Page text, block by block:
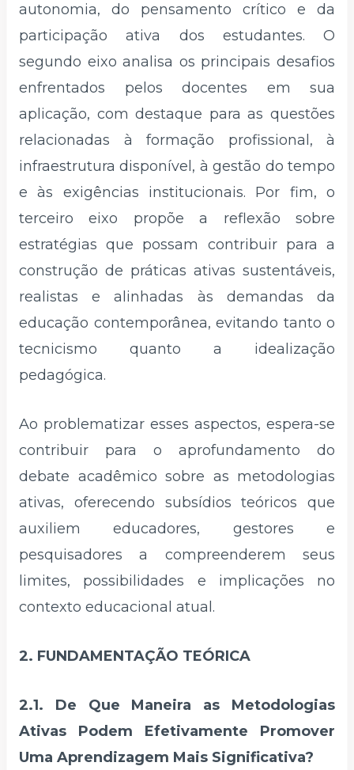
autonomia, do pensamento crítico e da
participação ativa dos estudantes. O
segundo eixo analisa os principais desafios
enfrentados pelos docentes em sua
aplicação, com destaque para as questões
relacionadas à formação profissional, à
infraestrutura disponível, à gestão do tempo
e às exigências institucionais. Por fim, o
terceiro eixo propõe a reflexão sobre
estratégias que possam contribuir para a
construção de práticas ativas sustentáveis,
realistas e alinhadas às demandas da
educação contemporânea, evitando tanto o
tecnicismo quanto a idealização
pedagógica.
Ao problematizar esses aspectos, espera-se
contribuir para o aprofundamento do
debate acadêmico sobre as metodologias
ativas, oferecendo subsídios teóricos que
auxiliem educadores, gestores e
pesquisadores a compreenderem seus
limites, possibilidades e implicações no
contexto educacional atual.
2. FUNDAMENTAÇÃO TEÓRICA
2.1. De Que Maneira as Metodologias
Ativas Podem Efetivamente Promover
Uma Aprendizagem Mais Significativa?